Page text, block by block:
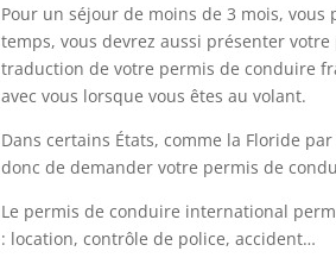
Pour un séjour de moins de 3 mois,
temps, vous devrez aussi présenter
traduction de votre permis de conduire
avec vous lorsque vous êtes au volant.
Dans certains États, comme la Floride
donc de demander votre permis de
Le permis de conduire international
: location, contrôle de police, accident…